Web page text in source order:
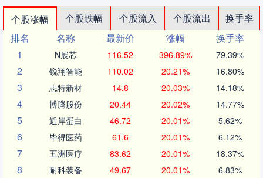
个股涨幅 个股跌幅 个股流入 个股流出
换手率
排名
名称 最新价 涨幅
换手率
1
N展芯 116.52 396.89% 79.39%
2 锐翔智能 110.02 20.21% 16.80%
3 志特新材 14.8 20.03% 14.18%
4 博腾股份 20.44 20.02% 14.77%
5 近岸蛋白 46.72 20.01% 5.62%
6 毕得医药 61.6 20.01% 6.12%
7 五洲医疗 83.62 20.01% 18.37%
8 耐科装备 49.67 20.01% 6.83%